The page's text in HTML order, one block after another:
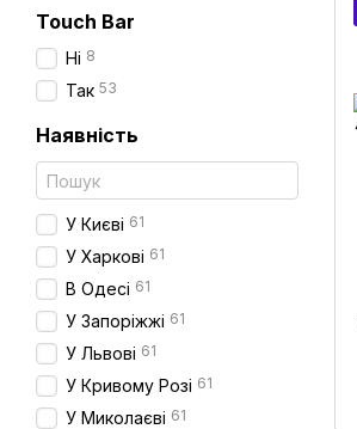
Touch Bar
Ні 8
Так 53
Наявність
У Києві 61
У Харкові 61
В Одесі 61
У Запоріжжі 61
У Львові 61
У Кривому Розі 61
У Миколаєві 61